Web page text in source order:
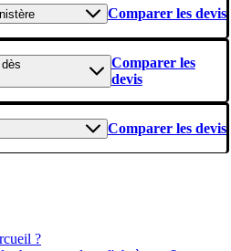
Comparer les devis
Comparer les
devis
Comparer les devis
?